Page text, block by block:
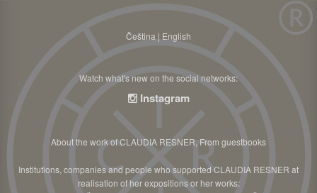
Čeština | English
Watch what's new on the social networks:
Instagram
About the work of CLAUDIA RESNER, From guestbooks
Institutions, companies and people who supported CLAUDIA RESNER at
realisation of her expositions or her works: